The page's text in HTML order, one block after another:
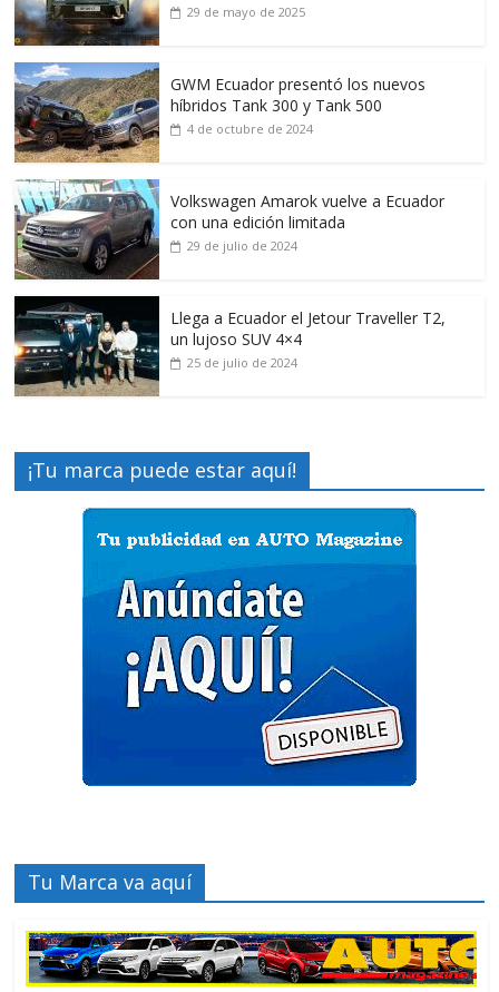
29 de mayo de 2025
GWM Ecuador presentó los nuevos
híbridos Tank 300 y Tank 500
4 de octubre de 2024
Volkswagen Amarok vuelve a Ecuador
con una edición limitada
29 de julio de 2024
Llega a Ecuador el Jetour Traveller T2,
un lujoso SUV 4×4
25 de julio de 2024
¡Tu marca puede estar aquí!
Tu Marca va aquí